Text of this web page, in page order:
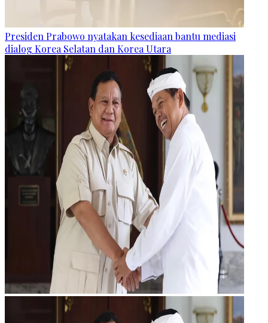
Presiden Prabowo nyatakan kesediaan bantu mediasi
dialog Korea Selatan dan Korea Utara